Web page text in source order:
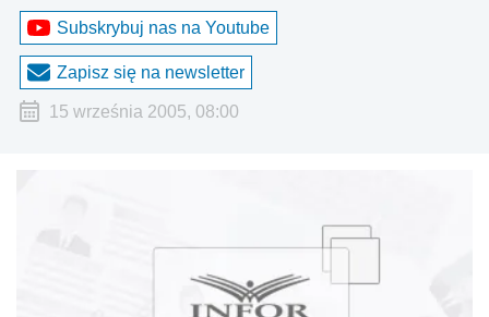
Subskrybuj nas na Youtube
Zapisz się na newsletter
15 września 2005, 08:00